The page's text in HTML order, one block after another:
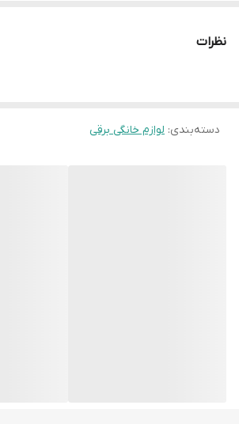
نظرات
دسته‌بندی: لوازم خانگی برقی